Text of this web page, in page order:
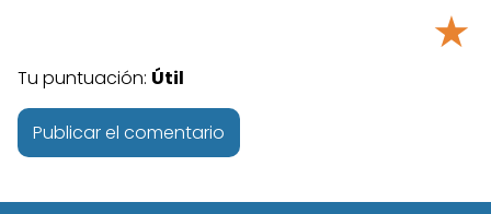
★
Tu puntuación: Útil